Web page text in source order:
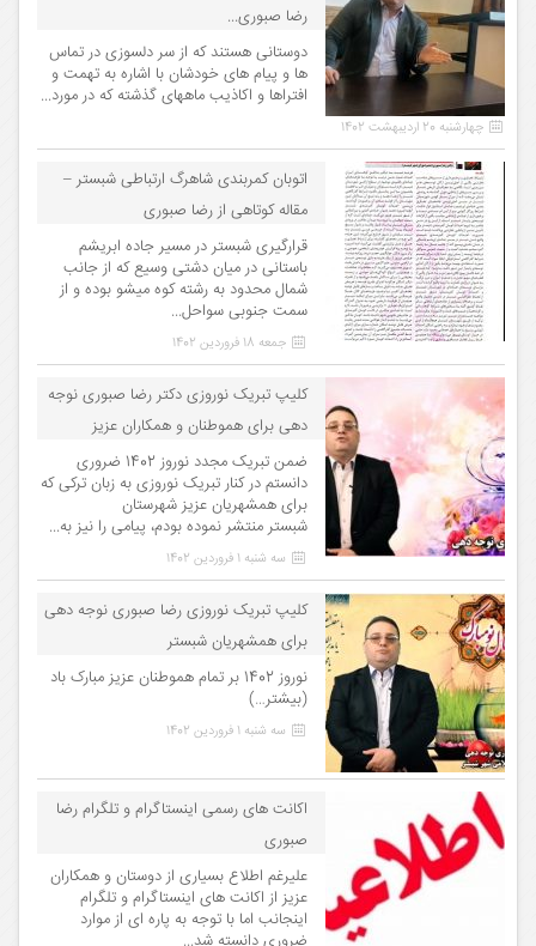
رضا صبوری...
دوستانی هستند که از سر دلسوزی در تماس
ها و پیام های خودشان با اشاره به تهمت و
افتراها و اکاذیب ماههای گذشته که در مورد...
چهارشنبه 20 اردیبهشت 1402
اتوبان کمربندی شاهرگ ارتباطی شبستر –
مقاله کوتاهی از رضا صبوری
قرارگیری شبستر در مسیر جاده ابریشم
باستانی در میان دشتی وسیع که از جانب
شمال محدود به رشته کوه میشو بوده و از
سمت جنوبی سواحل...
جمعه 18 فروردین 1402
کلیپ تبریک نوروزی دکتر رضا صبوری نوجه
دهی برای هموطنان و همکاران عزیز
ضمن تبریک مجدد نوروز 1402 ضروری
دانستم در کنار تبریک نوروزی به زبان ترکی که
برای همشهریان عزیز شهرستان
شبستر منتشر نموده بودم، پیامی را نیز به...
سه شنبه 1 فروردین 1402
کلیپ تبریک نوروزی رضا صبوری نوجه دهی
برای همشهریان شبستر
نوروز 1402 بر تمام هموطنان عزیز مبارک باد
(بیشتر…)
سه شنبه 1 فروردین 1402
اکانت های رسمی اینستاگرام و تلگرام رضا
صبوری
علیرغم اطلاع بسیاری از دوستان و همکاران
عزیز از اکانت های اینستاگرام و تلگرام
اینجانب اما با توجه به پاره ای از موارد